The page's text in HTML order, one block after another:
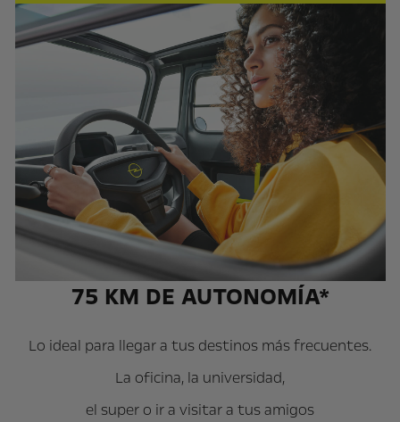
75 KM DE AUTONOMÍA*
Lo ideal para llegar a tus destinos más frecuentes.
La oficina, la universidad,
el super o ir a visitar a tus amigos